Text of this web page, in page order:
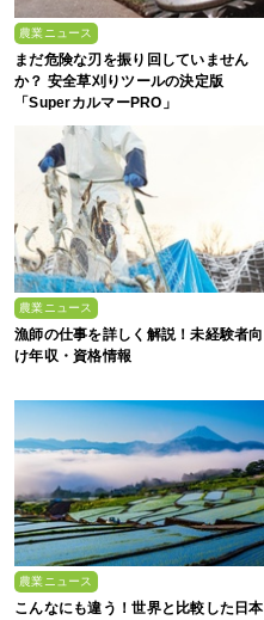
農業ニュース
まだ危険な刃を振り回していません
か？ 安全草刈りツールの決定版
「SuperカルマーPRO」
農業ニュース
漁師の仕事を詳しく解説！未経験者向
け年収・資格情報
農業ニュース
こんなにも違う！世界と比較した日本